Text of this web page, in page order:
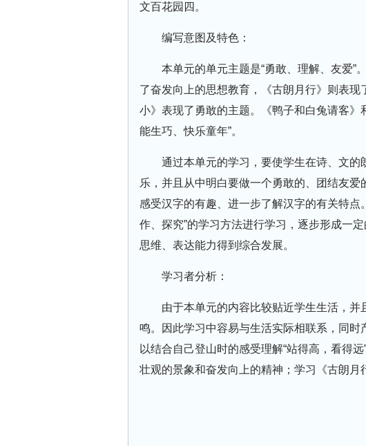
文百花园四。
编写意图及特色：
本单元的单元主题是“勇敢、理解、友爱”
了奋发向上的思想教育，《古朗月行》则表
小》表现了勇敢的主题。《鸭子和白兔请客》
能生巧、快乐童年”。
通过本单元的学习，要使学生在诗、文
乐，并且从中明白要做一个勇敢的、团结友
感受汉字的有趣、进一步了解汉字的有关特点
作、探究”的学习方法进行学习，逐步形成一
思维、表达能力得到综合发展。
学习者分析：
由于本单元的内容比较贴近学生生活，
鸣。因此学习中容易与生活实际相联系，同
以结合自己登山时的感受理解“站得高，看得
壮观的景象和奋发向上的精神；学习《古朗